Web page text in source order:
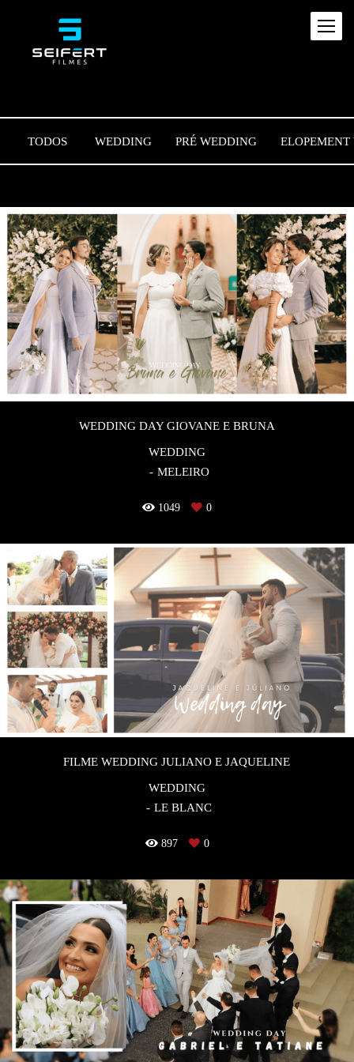
TODOS WEDDING PRÉ WEDDING
WEDDING DAY GIOVANE E BRUNA
WEDDING
MELEIRO
1049 0
FILME WEDDING JULIANO E JAQUELINE
WEDDING
LE BLANC
897 0